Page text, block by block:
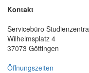
Kontakt
Servicebüro
Wilhelmsplatz 4
37073 Göttingen
Öffnungszeiten